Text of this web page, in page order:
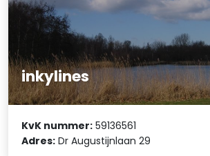
inkylines
KvK nummer: 59136561
Adres: Dr Augustijnlaan 29